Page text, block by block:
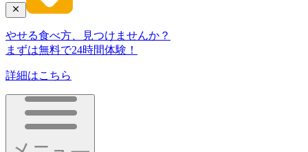
やせる食べ方、見つけませんか？
まずは無料で24時間体験！
詳細はこちら